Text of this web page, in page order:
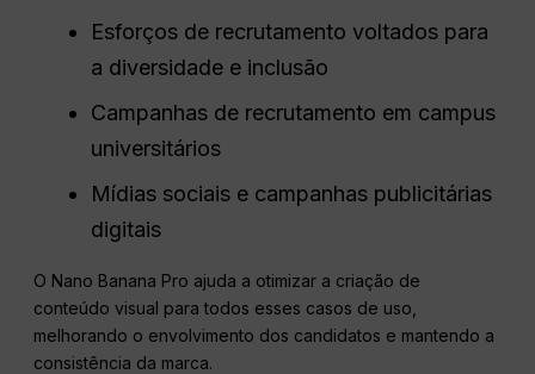
Esforços de recrutamento voltados para
a diversidade e inclusão
Campanhas de recrutamento em campus
universitários
Mídias sociais e campanhas publicitárias
digitais
O Nano Banana Pro ajuda a otimizar a criação de
conteúdo visual para todos esses casos de uso,
melhorando o envolvimento dos candidatos e mantendo a
consistência da marca.